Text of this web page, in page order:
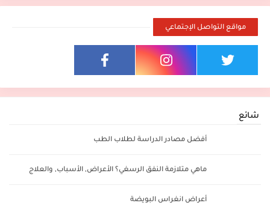
مواقع التواصل الإجتماعي
شائع
أفضل مصادر الدراسة لطلاب الطب
ماهي متلازمة النفق الرسغي؟ الأعراض, الأسباب, والعلاج
أعراض انغراس البويضة